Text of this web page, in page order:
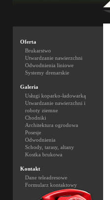
Oferta
Brukarstwo
Utwardzanie nawierzchni
Odwodnienia liniowe
Systemy drenarskie
Galeria
Usługi koparko-ładowarką
Utwardzanie nawierzchni i
roboty ziemne
Chodniki
Architektura ogrodowa
Posesje
Odwodnienia
Schody, tarasy, altany
Kostka brukowa
Kontakt
Dane teleadresowe
Formularz kontaktowy